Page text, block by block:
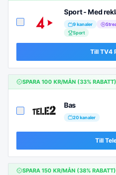
9kanaler
Sport
Till TV4
SPARA 100 KR/MÅN (33% RABATT)
Bas
20kanaler
Till
SPARA 150 KR/MÅN (38% RABATT)